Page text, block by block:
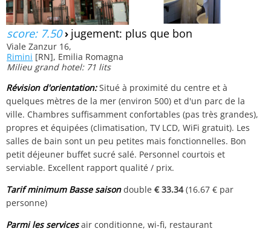
score: 7.50› jugement: plus que bon
Viale Zanzur 16,
Rimini [RN], Emilia Romagna
Milieu grand hotel: 71 lits
Révision d'orientation:Situé à proximité du centre et à
quelques mètres de la mer (environ 500) et d'un parc de la
ville. Chambres suffisamment confortables (pas très grandes),
propres et équipées (climatisation, TV LCD, WiFi gratuit). Les
salles de bain sont un peu petites mais fonctionnelles. Bon
petit déjeuner buffet sucré salé. Personnel courtois et
serviable. Excellent rapport qualité / prix.
Tarif minimum Basse saisondouble€ 33.34(16.67 € par
personne)
Parmi les servicesair conditionne, wi-fi, restaurant